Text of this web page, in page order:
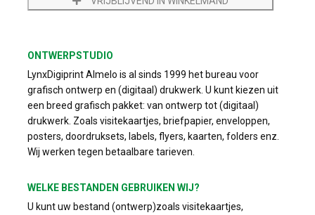
ONTWERPSTUDIO
LynxDigiprint Almelo is al sinds 1999 het bureau voor
grafisch ontwerp en (digitaal) drukwerk. U kunt kiezen uit
een breed grafisch pakket: van ontwerp tot (digitaal)
drukwerk. Zoals visitekaartjes, briefpapier, enveloppen,
posters, doordruksets, labels, flyers, kaarten, folders enz.
Wij werken tegen betaalbare tarieven.
WELKE BESTANDEN GEBRUIKEN WIJ?
U kunt uw bestand (ontwerp)zoals visitekaartjes,